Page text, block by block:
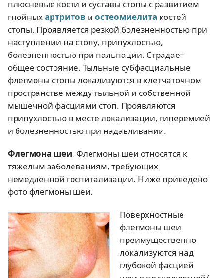
плюсневые кости и суставы стопы с развитием
гнойныхартритов и остеомиелита костей
стопы. Проявляется резкой болезненностью при
наступлении на стопу, припухлостью,
болезненностью при пальпации. Страдает
общее состояние. Тыльные субфасциальные
флегмоны стопы локализуются в клетчаточном
пространстве между тыльной и собственной
мышечной фасциями стоп. Проявляются
припухлостью в месте локализации, гиперемией
и болезненностью при надавливании.
Флегмона шеи. Флегмоны шеи относятся к
тяжелым заболеваниям, требующих
немедленной госпитализации. Ниже приведено
фото флегмоны шеи.
Поверхностные
флегмоны шеи
преимущественно
локализуются над
глубокой фасцией